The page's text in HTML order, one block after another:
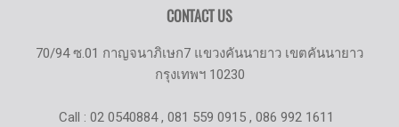
CONTACT US
70/94 ซ.01 กาญจนาภิเษก7 แขวงคันนายาว เขตคันนายาว
กรุงเทพฯ 10230
Call : 02 0540884 , 081 559 0915 , 086 992 1611